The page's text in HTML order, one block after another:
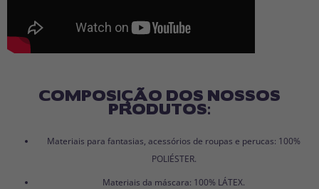
COMPOSIÇÃO DOS NOSSOS
PRODUTOS:
Materiais para fantasias, acessórios de roupas e perucas: 100%
POLIÉSTER.
Materiais da máscara: 100% LÁTEX.